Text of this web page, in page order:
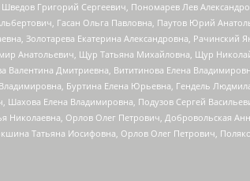
Григорий Сергеевич, Пономарев Лев
Гасан Ольга Павловна, Паутов Юрий
Золотарева Екатерина Александровна,
Анатольевич, Щур Татьяна Михайловна, Щур
Дмитриевна, Вититинова Елена
Буртина Елена Юрьевна, Гендель
Елена Владимировна, Подузов Сергей
Орлов Олег Петрович, Добровольская
Татьяна Иосифовна, Орлов Олег Петрович,